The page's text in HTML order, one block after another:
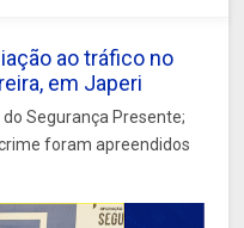
ao tráfico no
em Japeri
Segurança Presente;
foram apreendidos